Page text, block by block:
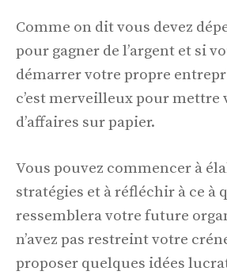
Comme on dit vous devez
pour gagner de l’argent et si
démarrer votre propre
c’est merveilleux pour mettre
d’affaires sur papier.
Vous pouvez commencer à
stratégies et à réfléchir à ce à
ressemblera votre future
n’avez pas restreint votre
proposer quelques idées